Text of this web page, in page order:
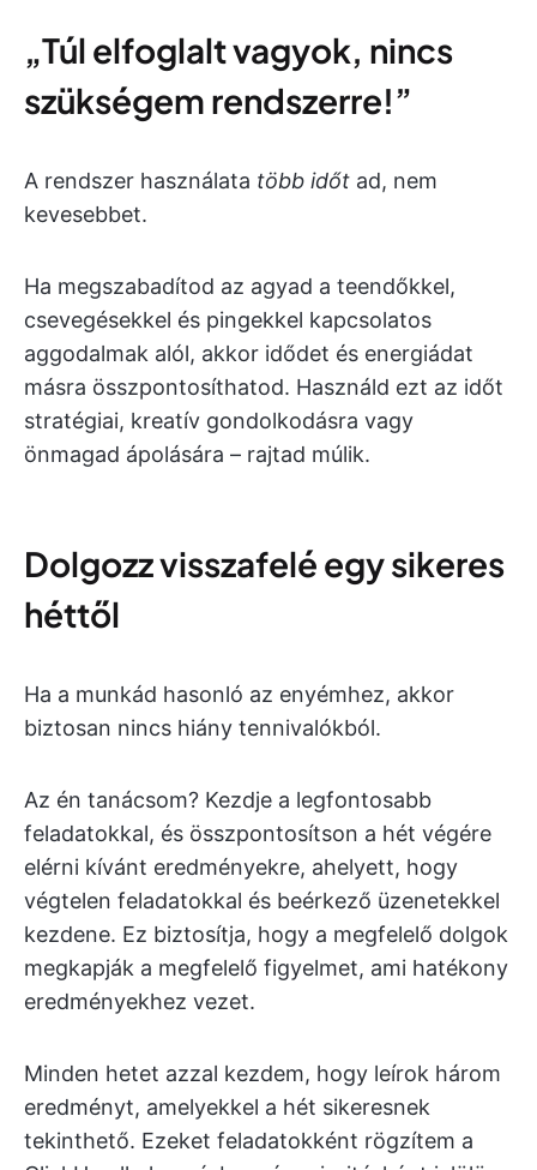
„Túl elfoglalt vagyok, nincs
szükségem rendszerre!”
A rendszer használata több időt ad, nem
kevesebbet.
Ha megszabadítod az agyad a teendőkkel,
csevegésekkel és pingekkel kapcsolatos
aggodalmak alól, akkor idődet és energiádat
másra összpontosíthatod. Használd ezt az időt
stratégiai, kreatív gondolkodásra vagy
önmagad ápolására – rajtad múlik.
Dolgozz visszafelé egy sikeres
héttől
Ha a munkád hasonló az enyémhez, akkor
biztosan nincs hiány tennivalókból.
Az én tanácsom? Kezdje a legfontosabb
feladatokkal, és összpontosítson a hét végére
elérni kívánt eredményekre, ahelyett, hogy
végtelen feladatokkal és beérkező üzenetekkel
kezdene. Ez biztosítja, hogy a megfelelő dolgok
megkapják a megfelelő figyelmet, ami hatékony
eredményekhez vezet.
Minden hetet azzal kezdem, hogy leírok három
eredményt, amelyekkel a hét sikeresnek
tekinthető. Ezeket feladatokként rögzítem a